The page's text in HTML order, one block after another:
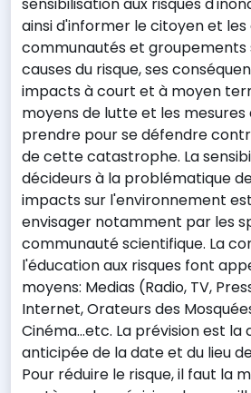
ainsi d'informer le citoyen et
communautés et groupements
causes du risque, ses
impacts à court et à moyen
moyens de lutte et les
prendre pour se défendre
de cette catastrophe. La
décideurs à la problématique
impacts sur l'environnement
envisager notamment par les
communauté scientifique. La
l'éducation aux risques font
moyens: Medias (Radio, TV,
Internet, Orateurs des
Cinéma…etc. La prévision est la
anticipée de la date et du lieu
Pour réduire le risque, il faut la